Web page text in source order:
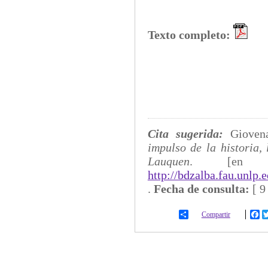
Texto completo:
Cita sugerida:
impulso de la historia,
Lauquen. [en
http://
. Fecha de consulta: [ 9
Compartir